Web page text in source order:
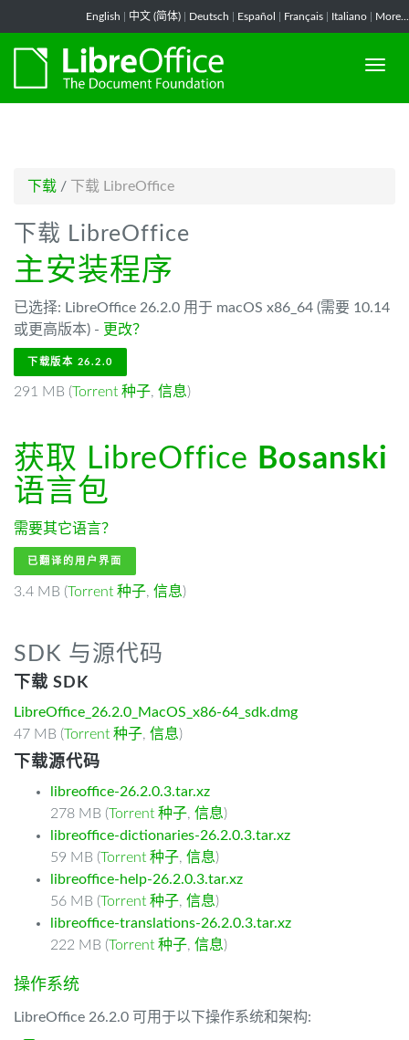
English 中文 (简体) Deutsch Español Français Italiano More...
下载 / 下载 LibreOffice
下载 LibreOffice
主安装程序
已选择: LibreOffice 26.2.0 用于 macOS x86_64 (需要 10.14
或更高版本) - 更改？
下载版本 26.2.0
291 MB (Torrent 种子, 信息)
获取 LibreOffice Bosanski
语言包
需要其它语言？
已翻译的用户界面
3.4 MB (Torrent 种子, 信息)
SDK 与源代码
下载 SDK
LibreOffice_26.2.0_MacOS_x86-64_sdk.dmg
47 MB (Torrent 种子, 信息)
下载源代码
libreoffice-26.2.0.3.tar.xz
278 MB (Torrent 种子, 信息)
libreoffice-dictionaries-26.2.0.3.tar.xz
59 MB (Torrent 种子, 信息)
libreoffice-help-26.2.0.3.tar.xz
56 MB (Torrent 种子, 信息)
libreoffice-translations-26.2.0.3.tar.xz
222 MB (Torrent 种子, 信息)
操作系统
LibreOffice 26.2.0 可用于以下操作系统和架构: